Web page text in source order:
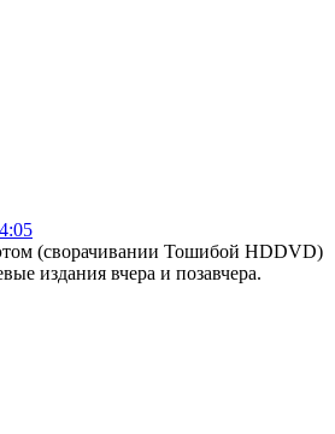
(сворачивании Тошибой HDDVD)
издания вчера и позавчера.